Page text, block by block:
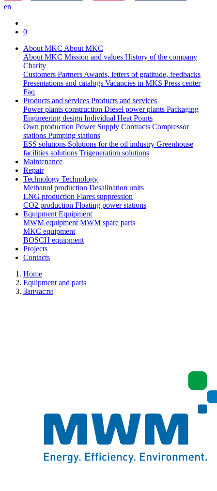
en
0
About MKC About MKC
About MKC Mission and values History of the company
Charity
Customers PartnersAwards, letters of gratitude, feedbacks
Presentations and catalogs Vacancies in MKS Press center
Faq
Products and services Products and services
Power plants construction Diesel power plants Packaging
Engineering design Individual Heat Points
Own production Power Supply Contracts Compressor
stations Pumping stations
ESS solutions Solutions for the oil industry Greenhouse
facilities solutions Trigeneration solutions
Maintenance
Repair
Technology Technology
Methanol production Desalination units
LNG production Flares suppression
СО2 production Floating power stations
EquipmentEquipment
MWM equipmentMWM spare parts
MKC equipment
BOSCH equipment
Projects
Contacts
Home
Equipment and parts
Запчасти